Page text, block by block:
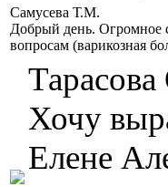
Самусева Т.М.
Добрый день. Огромное
вопросам (варикозная
Хочу
Елене